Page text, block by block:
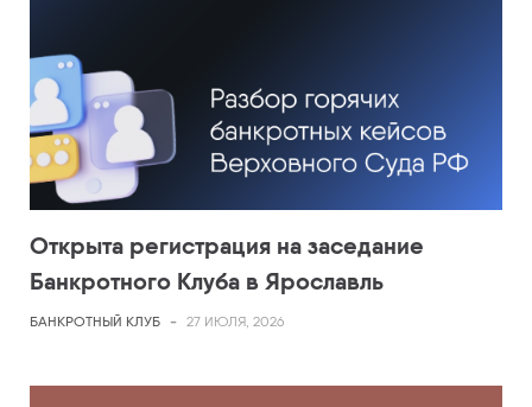
Открыта регистрация на заседание
Банкротного Клуба в Ярославль
БАНКРОТНЫЙ КЛУБ - 27 ИЮЛЯ, 2026